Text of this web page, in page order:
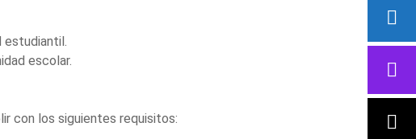
estudiantil.
escolar.
con los siguientes requisitos: